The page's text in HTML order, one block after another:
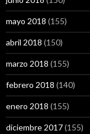
mayo 2018 (155)
abril 2018 (150)
marzo 2018 (155)
febrero 2018 (140)
enero 2018 (155)
diciembre 2017(155)